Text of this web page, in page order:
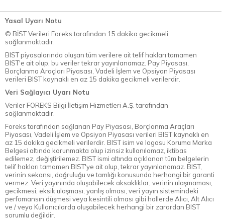
Yasal Uyarı Notu
© BİST Verileri Foreks tarafından 15 dakika gecikmeli
sağlanmaktadır.
BIST piyasalarında oluşan tüm verilere ait telif hakları tamamen
BIST'e ait olup, bu veriler tekrar yayınlanamaz. Pay Piyasası,
Borçlanma Araçları Piyasası, Vadeli İşlem ve Opsiyon Piyasası
verileri BIST kaynaklı en az 15 dakika gecikmeli verilerdir.
Veri Sağlayıcı Uyarı Notu
Veriler FOREKS Bilgi İletişim Hizmetleri A.Ş. tarafından
sağlanmaktadır.
Foreks tarafından sağlanan Pay Piyasası, Borçlanma Araçları
Piyasası, Vadeli İşlem ve Opsiyon Piyasası verileri BIST kaynaklı en
az 15 dakika gecikmeli verilerdir. BIST isim ve logosu Koruma Marka
Belgesi altında korunmakta olup izinsiz kullanılamaz, iktibas
edilemez, değiştirilemez. BIST ismi altında açıklanan tüm belgelerin
telif hakları tamamen BIST'ye ait olup, tekrar yayınlanamaz. BIST,
verinin sekansı, doğruluğu ve tamlığı konusunda herhangi bir garanti
vermez. Veri yayınında oluşabilecek aksaklıklar, verinin ulaşmaması,
gecikmesi, eksik ulaşması, yanlış olması, veri yayın sistemindeki
perfomansın düşmesi veya kesintili olması gibi hallerde Alıcı, Alt Alıcı
ve / veya Kullanıcılarda oluşabilecek herhangi bir zarardan BIST
sorumlu değildir.